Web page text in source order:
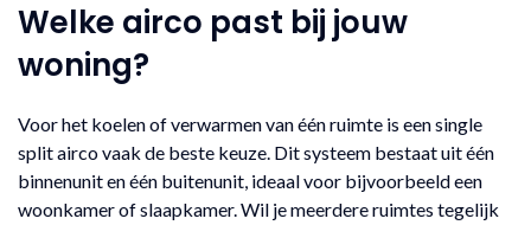
Welke airco past bij jouw
woning?
Voor het koelen of verwarmen van één ruimte is een single
split airco vaak de beste keuze. Dit systeem bestaat uit één
binnenunit en één buitenunit, ideaal voor bijvoorbeeld een
woonkamer of slaapkamer. Wil je meerdere ruimtes tegelijk